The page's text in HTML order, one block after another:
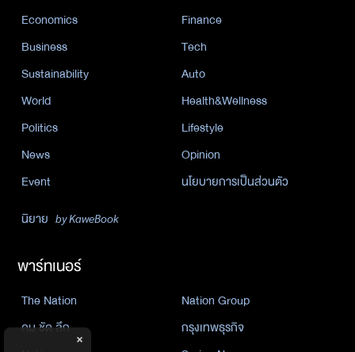
Economics
Finance
Business
Tech
Sustainability
Auto
World
Health&Wellness
Politics
Lifestyle
News
Opinion
Event
นโยบายการเป็นส่วนตัว
นิยาย by KaweBook
พาร์ทเนอร์
The Nation
Nation Group
คม ชัด ลึก
กรุงเทพธุรกิจ
×